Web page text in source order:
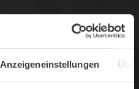
Anzeigeneinstellungen